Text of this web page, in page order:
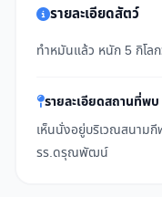
รายละเอียดสัตว์
ทำหมันแล้ว หนัก 5 กิโล
รายละเอียดสถานที่พบ
เห็นนั่งอยู่บริเวณสนาม
รร.ดรุณพัฒน์